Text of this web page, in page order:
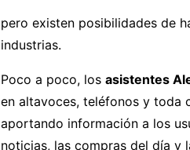
pero existen posibilidades de
industrias.
Poco a poco, los asistentes
en altavoces, teléfonos y toda
aportando información a los
noticias, las compras del día y